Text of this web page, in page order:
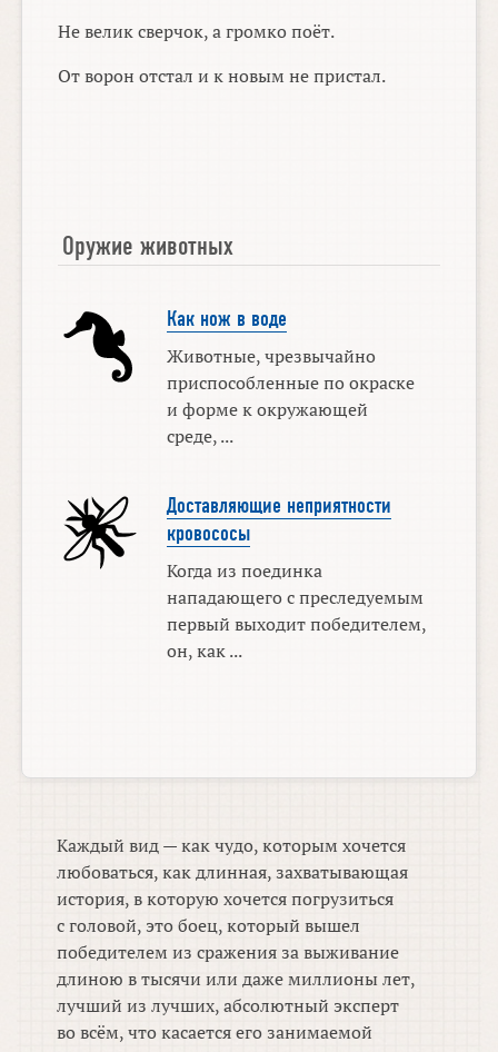
Не велик сверчок, а громко поёт.
От ворон отстал и к новым не пристал.
Оружие животных
Как нож в воде
Животные, чрезвычайно
приспособленные по окраске
и форме к окружающей
среде, ...
Доставляющие неприятности
кровососы
Когда из поединка
нападающего с преследуемым
первый выходит победителем,
он, как ...
Каждый вид — как чудо, которым хочется
любоваться, как длинная, захватывающая
история, в которую хочется погрузиться
с головой, это боец, который вышел
победителем из сражения за выживание
длиною в тысячи или даже миллионы лет,
лучший из лучших, абсолютный эксперт
во всём, что касается его занимаемой